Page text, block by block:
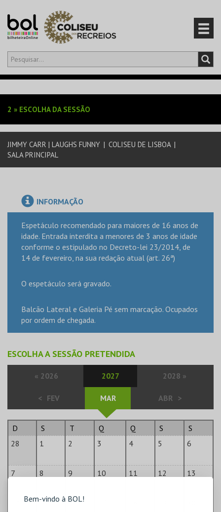
Bem-vindo à BOL!
Olá,iniciar sessão
EVENTOS
CARTÕES
2 » ESCOLHA DA SESSÃO
JIMMY CARR | LAUGHS FUNNY | COLISEU DE LISBOA |
SALA PRINCIPAL
INFORMAÇÃO
Espetáculo recomendado para maiores de 16 anos de
idade. Entrada interdita a menores de 3 anos de idade
conforme o estipulado no Decreto-lei 23/2014, de
14 de fevereiro, na sua redação atual (art. 26ª)
O espetáculo será gravado.
Balcão Lateral e Galeria Pé sem marcação. Ocupados
por ordem de chegada.
ESCOLHA A SESSÃO PRETENDIDA
« 2026 2027 2028 »
< FEV MAR ABR >
D S T Q Q S
S
28
1 2 3 4 5 6
7 8 9 10 11 12 13
15 16